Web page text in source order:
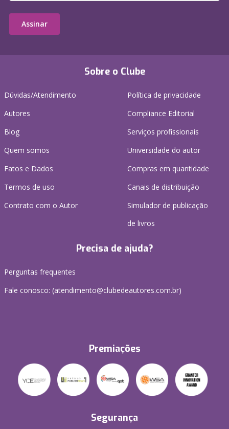
Sobre o Clube
Dúvidas/Atendimento
Autores
Blog
Quem somos
Fatos e Dados
Termos de uso
Contrato com o Autor
Política de privacidade
Compliance Editorial
Serviços profissionais
Universidade do autor
Compras em quantidade
Canais de distribuição
Simulador de publicação
de livros
Precisa de ajuda?
Perguntas frequentes
Fale conosco: (atendimento@clubedeautores.com.br)
Premiações
Segurança
Assinar